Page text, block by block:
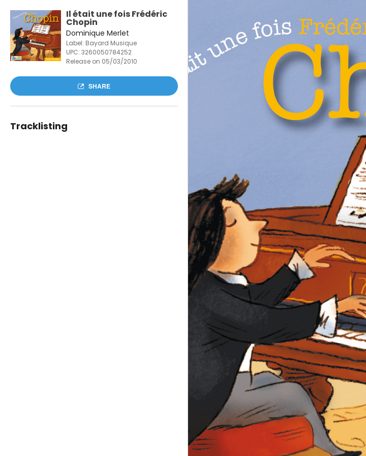
Il était une fois Frédéric
Chopin
Dominique Merlet
Label: Bayard Musique
UPC: 3260050784252
Release on 05/03/2010
SHARE
Tracklisting